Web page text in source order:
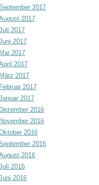
2017
2017
2017
2017
Mai 2017
2017
März 2017
Februar 2017
2017
Dezember 2016
November 2016
2016
2016
2016
2016
2016